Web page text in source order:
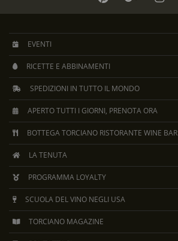
EVENTI
RICETTE E ABBINAMENTI
SPEDIZIONI IN TUTTO IL MONDO
APERTO TUTTI I GIORNI, PRENOTA ORA
BOTTEGA TORCIANO RISTORANTE WINE BAR
LA TENUTA
PROGRAMMA LOYALTY
SCUOLA DEL VINO NEGLI USA
TORCIANO MAGAZINE